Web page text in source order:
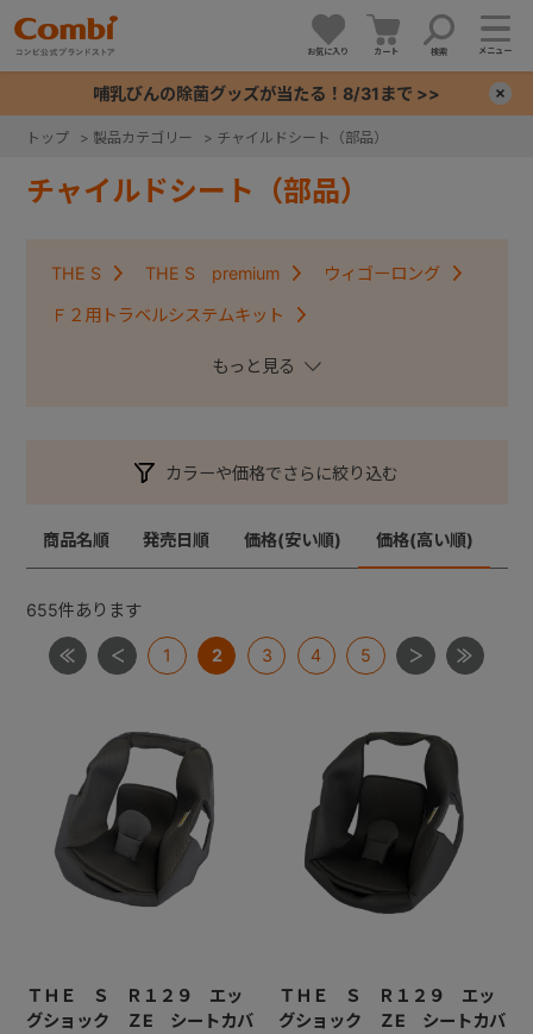
お気に入り カート 検索 メニュー
哺乳びんの除菌グッズが当たる！8/31まで >>
トップ > 製品カテゴリー > チャイルドシート（部品）
チャイルドシート（部品）
THE S THE S premium ウィゴーロング
Ｆ２用トラベルシステムキット
クルムーヴコンパクトISOFIX・クルムーヴアドバンス
クルムーヴスマート・クルムーヴスマートＩＳＯＦＩＸ
ジョイトリップアドバンスＩＳＯＦＩＸ
ムーブフィットジュニア
ママロン マルゴット ミニマグランデ
【共通部品】ＩＳＯＦＩＸキャップ・すーすーファン・
ロッキングクリップ・ギボシ
【共通部品】ベースカバー・サポートレッグ
カラーや価格でさらに絞り込む
商品名順 発売日順 価格(安い順) 価格(高い順)
655件あります
1 2 3 4 5
ＴＨＥ Ｓ Ｒ１２９ エッ
グショック ＺE シートカバ
ＴＨＥ Ｓ Ｒ１２９ エッ
グショック ＺE シートカバ